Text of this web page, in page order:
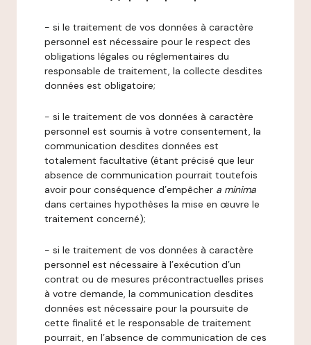
- si le traitement de vos données à caractère
personnel est nécessaire pour le respect des
obligations légales ou réglementaires du
responsable de traitement, la collecte desdites
données est obligatoire;
- si le traitement de vos données à caractère
personnel est soumis à votre consentement, la
communication desdites données est
totalement facultative (étant précisé que leur
absence de communication pourrait toutefois
avoir pour conséquence d’empêcher a minima
dans certaines hypothèses la mise en œuvre le
traitement concerné);
- si le traitement de vos données à caractère
personnel est nécessaire à l’exécution d’un
contrat ou de mesures précontractuelles prises
à votre demande, la communication desdites
données est nécessaire pour la poursuite de
cette finalité et le responsable de traitement
pourrait, en l’absence de communication de ces